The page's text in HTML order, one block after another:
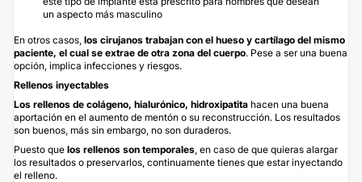
un aspecto más masculino
En otros casos, los cirujanos trabajan con el hueso y cartílago del mismo
paciente, el cual se extrae de otra zona del cuerpo. Pese a ser una buena
opción, implica infecciones y riesgos.
Rellenos inyectables
Los rellenos de colágeno, hialurónico, hidroxipatita hacen una buena
aportación en el aumento de mentón o su reconstrucción. Los resultados
son buenos, más sin embargo, no son duraderos.
Puesto que los rellenos son temporales , en caso de que quieras alargar
los resultados o preservarlos, continuamente tienes que estar inyectando
el relleno.